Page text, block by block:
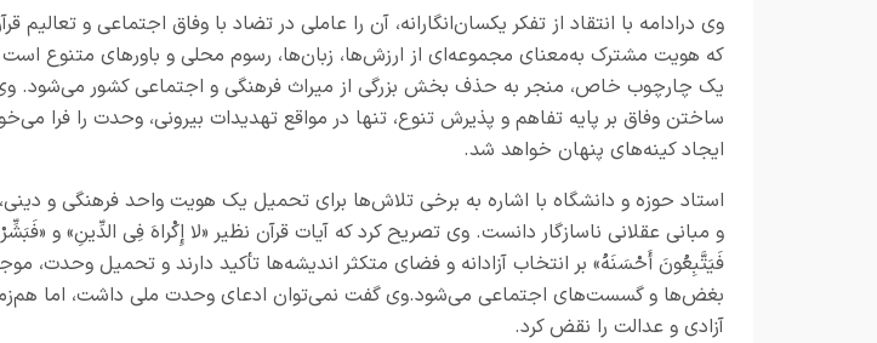
وی درادامه با انتقاد از تفکر یکسان‌انگارانه، آن را عاملی در تضاد با وفاق اجتماعی و تعالیم
که هویت مشترک به‌معنای مجموعه‌ای از ارزش‌ها، زبان‌ها، رسوم محلی و باورهای متنوع است
یک چارچوب خاص، منجر به حذف بخش بزرگی از میراث فرهنگی و اجتماعی کشور می‌شود. وی
ساختن وفاق بر پایه تفاهم و پذیرش تنوع، تنها در مواقع تهدیدات بیرونی، وحدت را فرا
ایجاد کینه‌های پنهان خواهد شد.
استاد حوزه و دانشگاه با اشاره به برخی تلاش‌ها برای تحمیل یک هویت واحد فرهنگی و دینی،
و مبانی عقلانی ناسازگار دانست. وی تصریح کرد که آیات قرآن نظیر «لا إِكْراهَ فِي الدِّينِ» و
فَیَتَّبِعُونَ أَحْسَنَهُ» بر انتخاب آزادانه و فضای متکثر اندیشه‌ها تأکید دارند و تحمیل وحدت،
بغض‌ها و گسست‌های اجتماعی می‌شود.وی گفت نمی‌توان ادعای وحدت ملی داشت، اما
آزادی و عدالت را نقض کرد.